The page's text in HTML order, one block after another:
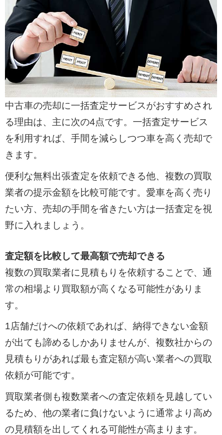
中古車の売却に一括査定サービスがおすすめされ
る理由は、主に次の4点です。一括査定サービス
を利用すれば、手間を減らしつつ車を高く売却で
きます。
便利な無料出張査定を依頼できる他、複数の買取
業者の提示金額を比較可能です。愛車を高く売り
たい方、売却の手間を省きたい方は一括査定を視
野に入れましょう。
査定額を比較して最高額で売却できる
複数の買取業者に見積もりを依頼することで、通
常の相場より買取額が高くなる可能性がありま
す。
1店舗だけへの依頼であれば、納得できない金額
が出ても諦めるしかありませんが、複数社からの
見積もりがあれば最も査定額が高い業者への買取
依頼が可能です。
買取業者側も複数業者への査定依頼を見越してい
るため、他の業者に負けないように通常より高め
の見積額を出してくれる可能性が高まります。